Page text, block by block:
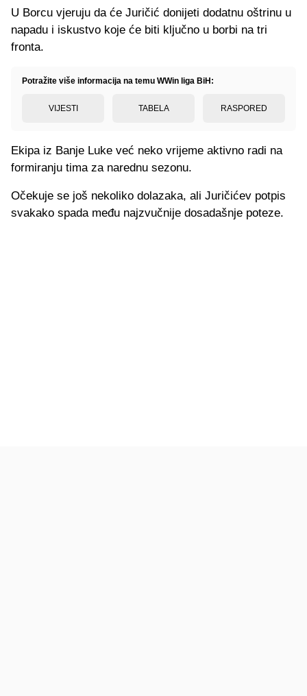
U Borcu vjeruju da će Juričić donijeti dodatnu oštrinu u
napadu i iskustvo koje će biti ključno u borbi na tri
fronta.
Potražite više informacija na temu WWin liga BiH:
VIJESTI TABELA RASPORED
Ekipa iz Banje Luke već neko vrijeme aktivno radi na
formiranju tima za narednu sezonu.
Očekuje se još nekoliko dolazaka, ali Juričićev potpis
svakako spada među najzvučnije dosadašnje poteze.